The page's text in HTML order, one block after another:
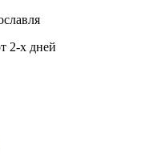
2-х дней